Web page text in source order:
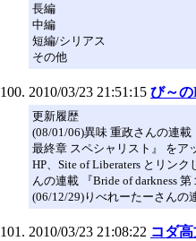
長編
中編
短編/シリアス
その他
2010/03/23 21:51:15 び～の
更新履歴
(08/01/06)異味 重政さんの連
最終章 スペシャリスト』 をア
HP、Site of Liberaters とリン
んの連載 『Bride of darkness
(06/12/29)りべれーたーさんの
2010/03/23 21:08:22 コダ